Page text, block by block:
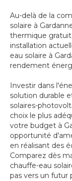
Au-delà de la
solaire à
thermique
installation
eau solaire à
rendement
Investir dans
solution durable
solaires-
choix le plus
votre budget à
opportunité
en réalisant des
Comparez dès
chauffe-eau
pas vers un futur